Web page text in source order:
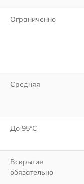
Ограниченно
Средняя
До 95°C
Вскрытие
обязательно